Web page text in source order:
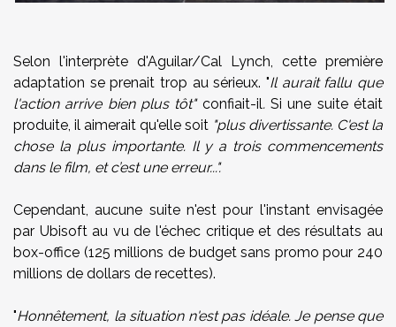
Selon l'interprète d'Aguilar/Cal Lynch, cette première
adaptation se prenait trop au sérieux. "Il aurait fallu que
l'action arrive bien plus tôt" confiait-il.Si une suite était
produite, il aimerait qu'elle soit "plus divertissante. C'est la
chose la plus importante. Il y a trois commencements
dans le film, et c’est une erreur...".
Cependant, aucune suite n'est pour l'instant envisagée
par Ubisoft au vu de l'échec critique et des résultats au
box-office (125 millions de budget sans promo pour 240
millions de dollars de recettes).
"Honnêtement, la situation n'est pas idéale. Je pense que